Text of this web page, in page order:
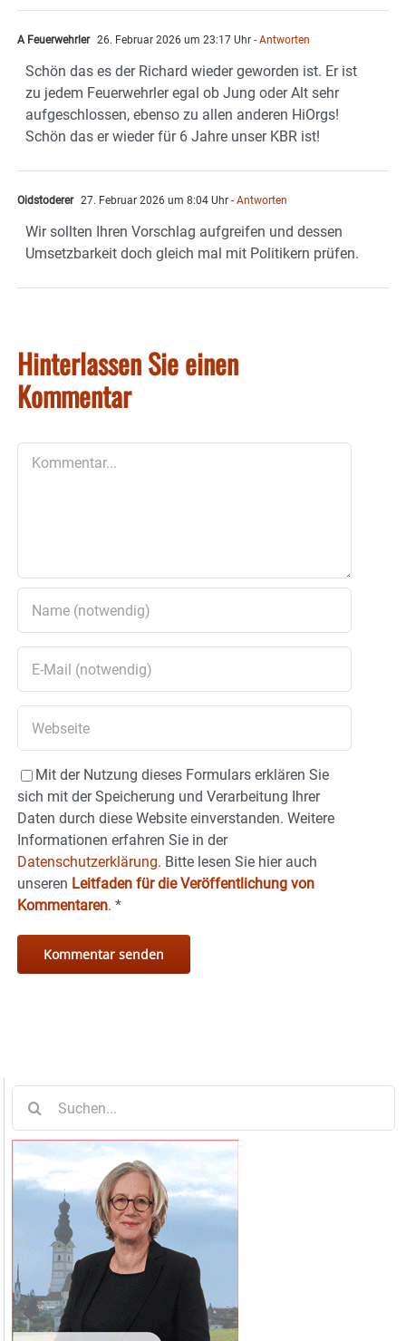
A Feuerwehrler 26. Februar 2026 um 23:17 Uhr - Antworten
Schön das es der Richard wieder geworden ist. Er ist
zu jedem Feuerwehrler egal ob Jung oder Alt sehr
aufgeschlossen, ebenso zu allen anderen HiOrgs!
Schön das er wieder für 6 Jahre unser KBR ist!
Oidstoderer 27. Februar 2026 um 8:04 Uhr - Antworten
Wir sollten Ihren Vorschlag aufgreifen und dessen
Umsetzbarkeit doch gleich mal mit Politikern prüfen.
Hinterlassen Sie einen
Kommentar
Mit der Nutzung dieses Formulars erklären Sie
sich mit der Speicherung und Verarbeitung Ihrer
Daten durch diese Website einverstanden. Weitere
Informationen erfahren Sie in der
Datenschutzerklärung. Bitte lesen Sie hier auch
unseren Leitfaden für die Veröffentlichung von
Kommentaren. *
nach: